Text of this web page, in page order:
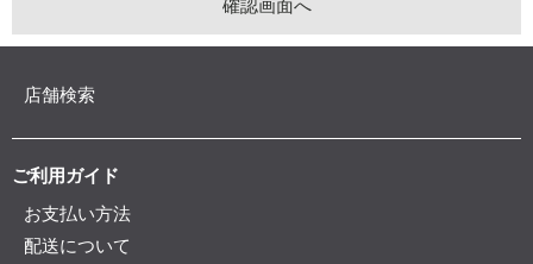
店舗検索
ご利用ガイド
お支払い方法
配送について